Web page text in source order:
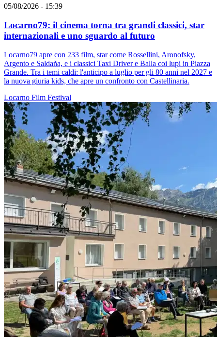
05/08/2026 - 15:39
Locarno79: il cinema torna tra grandi classici, star
internazionali e uno sguardo al futuro
Locarno79 apre con 233 film, star come Rossellini, Aronofsky,
Argento e Saldaña, e i classici Taxi Driver e Balla coi lupi in Piazza
Grande. Tra i temi caldi: l'anticipo a luglio per gli 80 anni nel 2027 e
la nuova giuria kids, che apre un confronto con Castellinaria.
Locarno Film Festival